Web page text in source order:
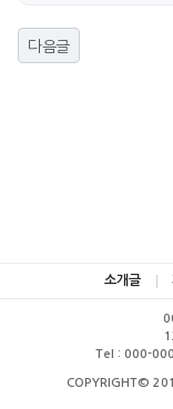
다음글
소개글
Tel : 000-
COPYRIGHT©